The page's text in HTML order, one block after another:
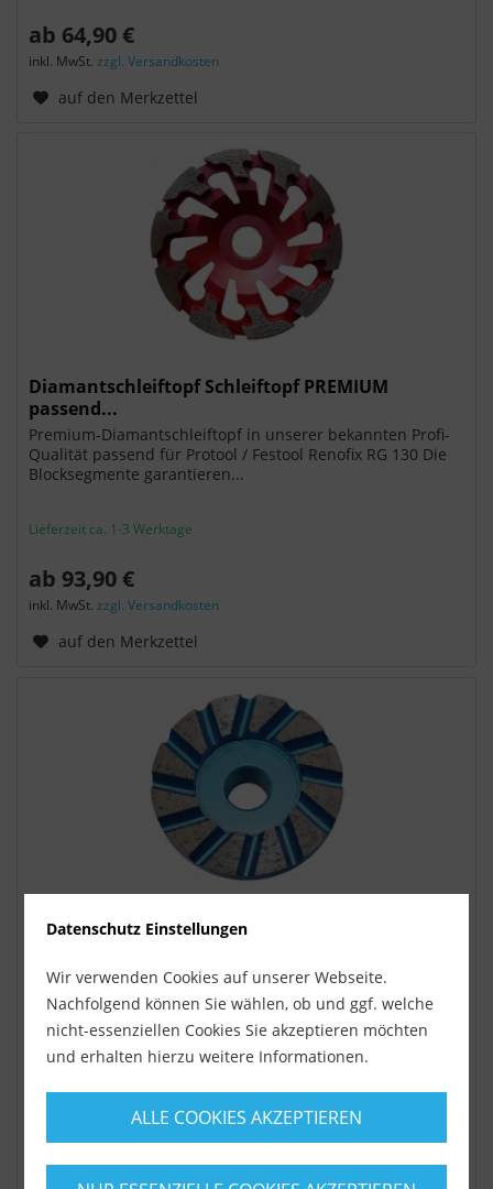
ab 64,90 €
inkl. MwSt.zzgl. Versandkosten
auf den Merkzettel
Diamantschleiftopf Schleiftopf PREMIUM
passend...
Premium-Diamantschleiftopf in unserer bekannten Profi-
Qualität passend für Protool / Festool Renofix RG 130 Die
Blocksegmente garantieren...
Lieferzeit ca. 1-3 Werktage
ab 93,90 €
inkl. MwSt.zzgl. Versandkosten
auf den Merkzettel
Diamantschleiftopf Spezial 55 mm Estrich
55 mm Durchmesser Diamantschleiftopf / M14 Aufnahme
Ein echter Problemlöser! Passend für Betonschleifer Flex /
Bosch / Eibenstock oder...
Datenschutz Einstellungen
Wir verwenden Cookies auf unserer Webseite.
Nachfolgend können Sie wählen, ob und ggf. welche
nicht-essenziellen Cookies Sie akzeptieren möchten
und erhalten hierzu weitere Informationen.
ALLE COOKIES AKZEPTIEREN